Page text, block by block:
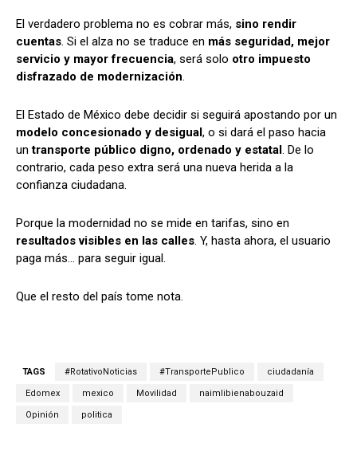
El verdadero problema no es cobrar más, sino rendir
cuentas. Si el alza no se traduce en más seguridad, mejor
servicio y mayor frecuencia, será solo otro impuesto
disfrazado de modernización.
El Estado de México debe decidir si seguirá apostando por un
modelo concesionado y desigual, o si dará el paso hacia
untransporte público digno, ordenado y estatal. De lo
contrario, cada peso extra será una nueva herida a la
confianza ciudadana.
Porque la modernidad no se mide en tarifas, sino en
resultados visibles en las calles. Y, hasta ahora, el usuario
paga más… para seguir igual.
Que el resto del país tome nota.
TAGS #RotativoNoticias #TransportePublico ciudadanía
Edomex mexico Movilidad naimlibienabouzaid
Opinión politica